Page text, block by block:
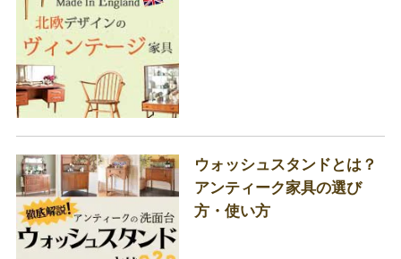
ウォッシュスタンドとは？
アンティーク家具の選び
方・使い方